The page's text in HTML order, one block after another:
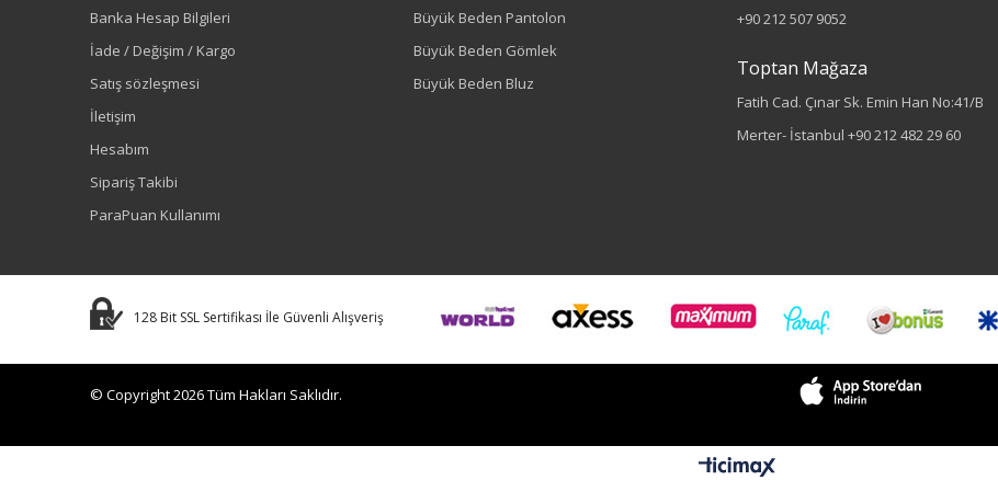
Renk
Sezon
Banka Hesap Bilgileri
İade / Değişim / Kargo
Satış sözleşmesi
İletişim
Hesabım
Sipariş Takibi
ParaPuan Kullanımı
Büyük Beden Pantolon
Büyük Beden Gömlek
Büyük Beden Bluz
+90 212 507 9052
Toptan Mağaza
Fatih Cad. Çınar Sk. Emin Han No:41/B
Merter- İstanbul +90 212 482 29 60
128 Bit SSL Sertifikası İle Güvenli Alışveriş
© Copyright 2026 Tüm Hakları Saklıdır.